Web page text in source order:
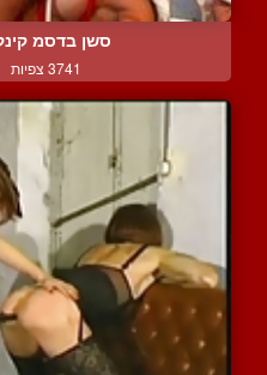
סשן בדסמ
3741 צפיות